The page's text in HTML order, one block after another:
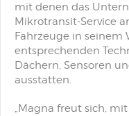
mit denen das
Mikrotransit-Service
Fahrzeuge in seinem
entsprechenden
Dächern, Sensoren
ausstatten.
„Magna freut sich,